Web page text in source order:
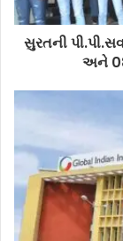
સુરતની
અને